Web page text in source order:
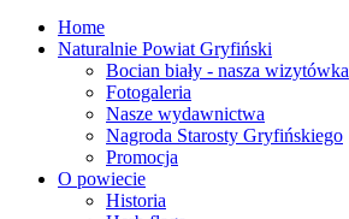
Home
Naturalnie Powiat Gryfiński
Bocian biały - nasza wizytówka
Fotogaleria
Nasze wydawnictwa
Nagroda Starosty Gryfińskiego
Promocja
O powiecie
Historia